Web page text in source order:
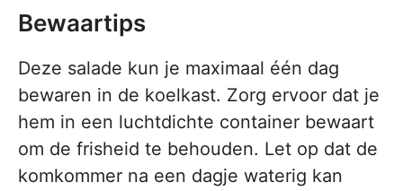
Bewaartips
Deze salade kun je maximaal één dag
bewaren in de koelkast. Zorg ervoor dat je
hem in een luchtdichte container bewaart
om de frisheid te behouden. Let op dat de
komkommer na een dagje waterig kan